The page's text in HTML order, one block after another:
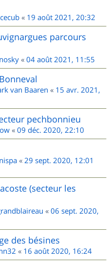
« 19 août 2021, 20:32
parcours
« 04 août 2021, 11:55
van Baaren « 15 avr. 2021,
pechbonnieu
« 09 déc. 2020, 22:10
« 29 sept. 2020, 12:01
(secteur les
« 06 sept. 2020,
des bésines
« 16 août 2020, 16:24